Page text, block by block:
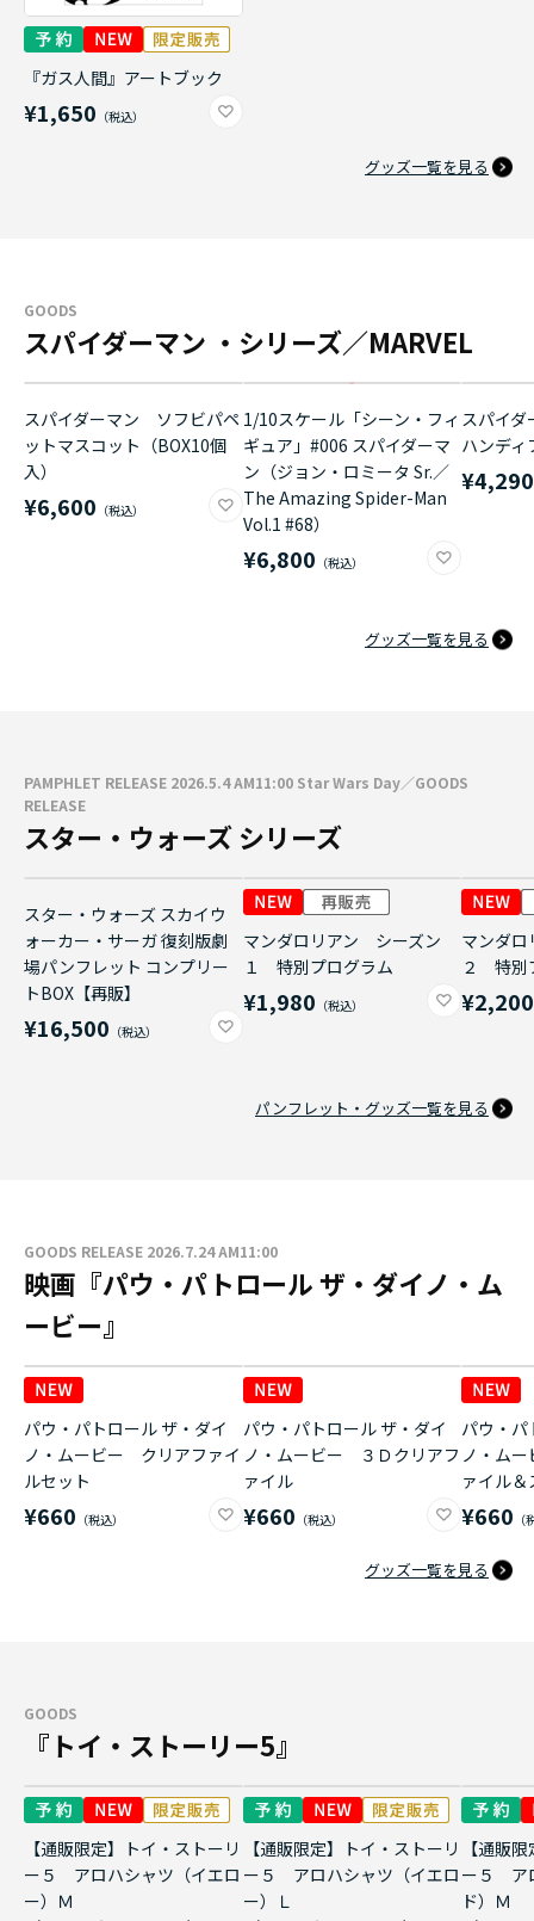
『ガス人間』アートブック
¥1,650
グッズ一覧を見る
GOODS
スパイダーマン ・シリーズ／MARVEL
スパイダーマン ソフビパペ
ットマスコット（BOX10個
入）
¥6,600
1/10スケール「シーン・フィ
ギュア」#006 スパイダーマ
ン（ジョン・ロミータ Sr.／
The Amazing Spider-Man
Vol.1 #68）
¥6,800
スパイ
ハンディ
¥4,290
グッズ一覧を見る
PAMPHLET RELEASE 2026.5.4 AM11:00 Star Wars Day／GOODS
RELEASE
スター・ウォーズ シリーズ
スター・ウォーズ スカイウ
ォーカー・サーガ 復刻版劇
場パンフレット コンプリー
トBOX【再販】
¥16,500
マンダロリアン シーズン
１ 特別プログラム
¥1,980
マンダ
２ 特別
¥2,200
パンフレット・グッズ一覧を見る
GOODS RELEASE 2026.7.24 AM11:00
映画『パウ・パトロール ザ・ダイノ・ム
ービー』
パウ・パトロール ザ・ダイ
ノ・ムービー クリアファイ
ルセット
¥660
パウ・パトロール ザ・ダイ
ノ・ムービー ３Ｄクリアフ
ァイル
¥660
パウ・パ
ノ・ム
ァイル
¥660
グッズ一覧を見る
GOODS
『トイ・ストーリー5』
【通販限定】トイ・ストーリ
ー５ アロハシャツ（イエロ
ー）Ｍ
【通販限定】トイ・ストーリ
ー５ アロハシャツ（イエロ
ー）Ｌ
【通販
ー５ ア
ド）Ｍ